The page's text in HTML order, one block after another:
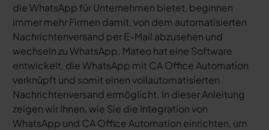
die WhatsApp für Unternehmen bietet, beginnen
immer mehr Firmen damit, von dem automatisierten
Nachrichtenversand per E-Mail abzusehen und
wechseln zu WhatsApp. Mateo hat eine Software
entwickelt, die WhatsApp mit CA Office Automation
verknüpft und somit einen vollautomatisierten
Nachrichtenversand ermöglicht. In dieser Anleitung
zeigen wir Ihnen, wie Sie die Integration von
WhatsApp und CA Office Automation einrichten, um